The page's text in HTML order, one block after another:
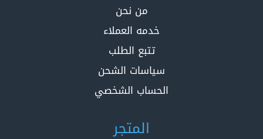
من نحن
خدمه العملاء
تتبع الطلب
سياسات الشحن
الحساب الشخصي
المتجر